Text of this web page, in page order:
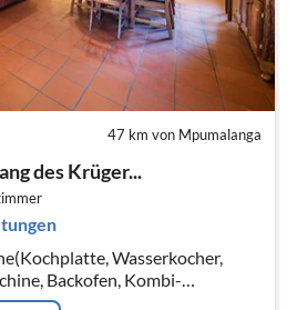
47 km von Mpumalanga
des Krüger...
Wasserkocher,
Backofen, Kombi-
Kühl-/Gefrierkombination)